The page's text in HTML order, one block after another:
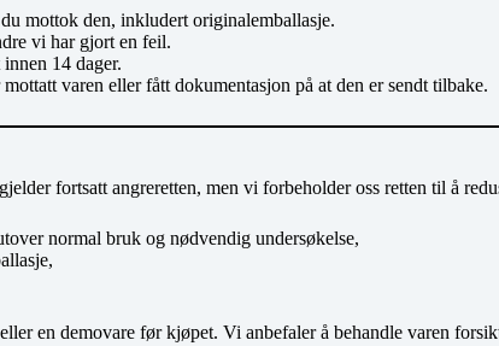
mottok den, inkludert originalemballasje.
vi har gjort en feil.
14 dager.
varen eller fått dokumentasjon på at den er sendt tilbake.
fortsatt angreretten, men vi forbeholder oss retten til å
normal bruk og nødvendig undersøkelse,
en demovare før kjøpet. Vi anbefaler å behandle varen